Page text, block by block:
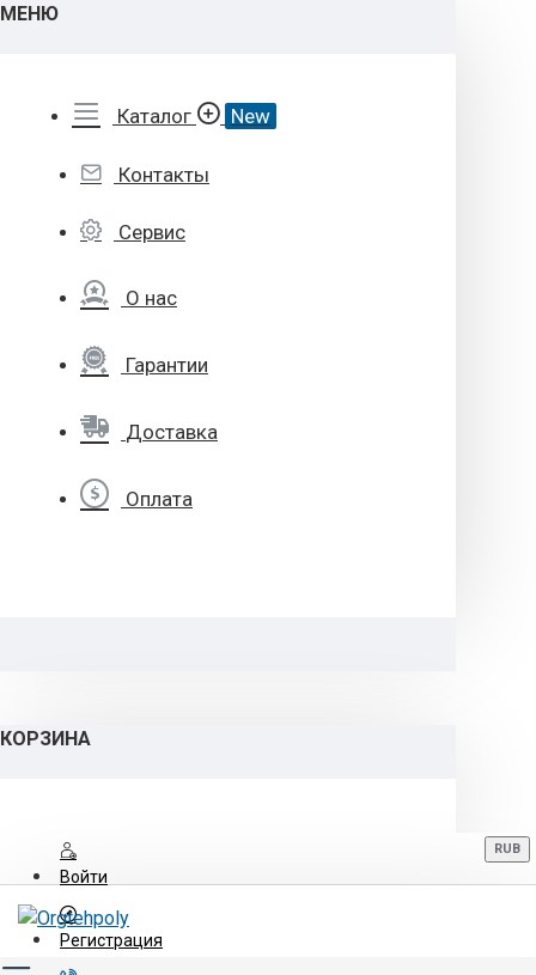
МЕНЮ
Каталог New
Контакты
Сервис
О нас
Гарантии
Доставка
Оплата
КОРЗИНА
Войти
Регистрация
RUB